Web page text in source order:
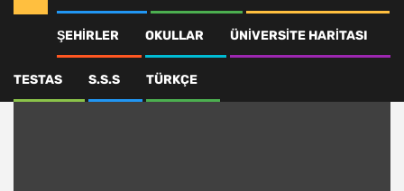
ŞEHIRLER OKULLAR ÜNIVERSITE HARITASI
TESTAS S.S.S TÜRKÇE
dortmund bölümler